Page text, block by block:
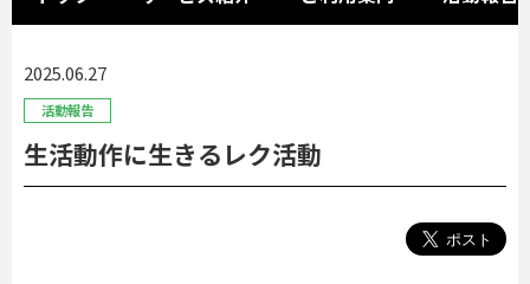
2025.06.27
活動報告
生活動作に生きるレク活動